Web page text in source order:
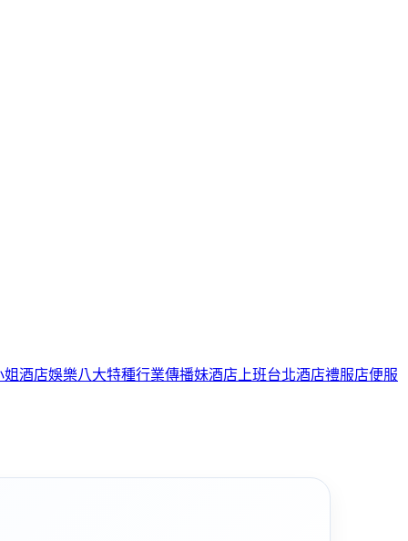
酒店娛樂八大特種行業傳播妹酒店上班台北酒店禮服店便服